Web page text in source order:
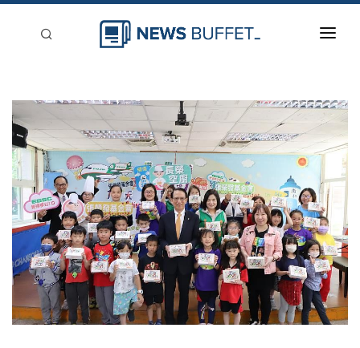
新聞稿分類
登入
刊登